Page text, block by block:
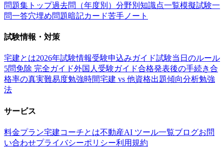
問題集トップ過去問（年度別） 分野別 知識点一覧模擬試験一
問一答穴埋め問題暗記カード苦手ノート
試験情報・対策
宅建とは2026年試験情報受験申込みガイド試験当日のルール
5問免除 完全ガイド外国人受験ガイド合格発表後の手続き合
格率の真実難易度勉強時間宅建 vs 他資格出題傾向分析勉強
法
サービス
料金プラン宅建コーチとは不動産AI ツール一覧ブログお問
い合わせプライバシーポリシー利用規約